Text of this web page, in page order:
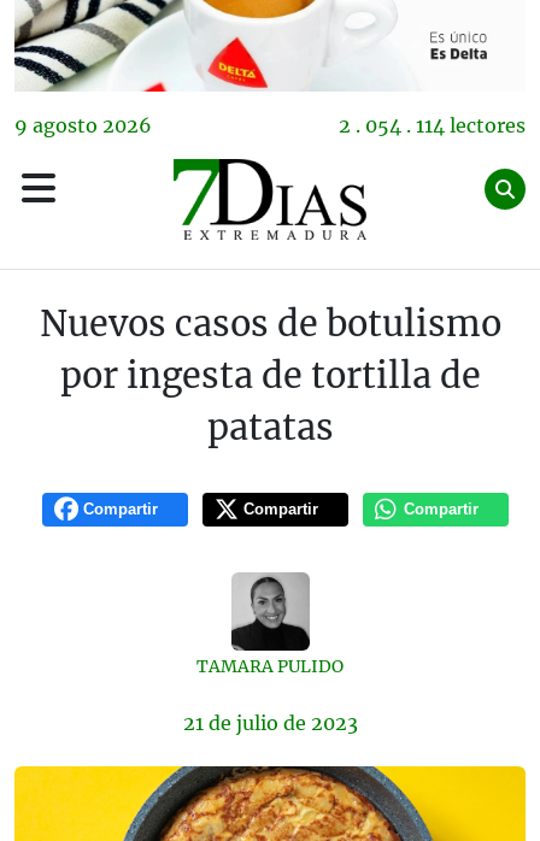
9 agosto 2026 2 . 054 . 114 lectores
Nuevos casos de botulismo
por ingesta de tortilla de
patatas
Compartir Compartir Compartir
TAMARA PULIDO
21 de julio de 2023